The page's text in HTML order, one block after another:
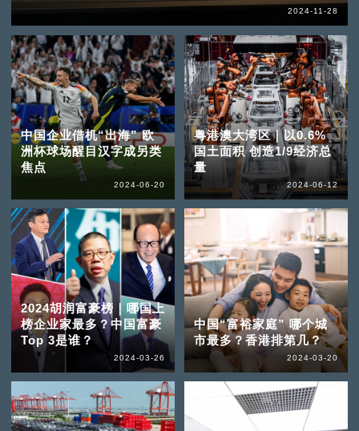
2024-11-28
中国企业借机“出海” 欧
洲杯球场醒目汉字成另类
焦点
2024-06-20
粤港澳大湾区｜以0.6%
国土面积 创造1/9经济总
量
2024-06-12
2024胡润富豪榜｜哪国上
榜企业家最多？中国富豪
Top 3是谁？
2024-03-26
中国“富裕家庭” 哪个城
市最多？香港排第几？
2024-03-20